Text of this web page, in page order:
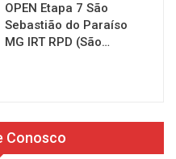
OPEN Etapa 7 São
Sebastião do Paraíso
MG IRT RPD (São…
Conosco